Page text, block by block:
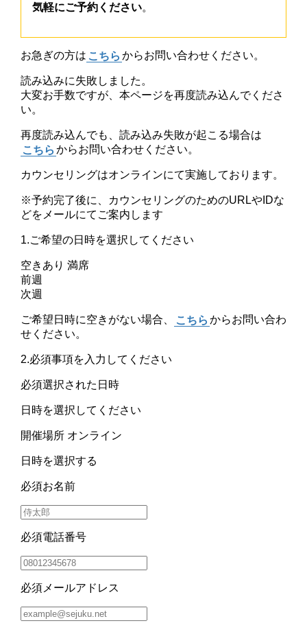
気軽にご予約ください。
お急ぎの方は こちら からお問い合わせください。
読み込みに失敗しました。
大変お手数ですが、本ページを再度読み込んでくださ
い。
再度読み込んでも、読み込み失敗が起こる場合は
こちら からお問い合わせください。
カウンセリングはオンラインにて実施しております。
※予約完了後に、カウンセリングのためのURLやIDな
どをメールにてご案内します
1.ご希望の日時を選択してください
空きあり 満席
前週
次週
ご希望日時に空きがない場合、 こちら からお問い合わ
せください。
2.必須事項を入力してください
必須選択された日時
日時を選択してください
開催場所 オンライン
日時を選択する
必須お名前
必須電話番号
必須メールアドレス